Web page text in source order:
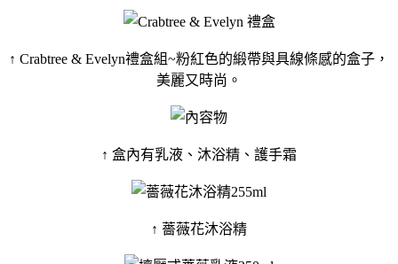
↑ Crabtree & Evelyn禮盒組~粉紅色的緞帶與具線條感的盒子，
美麗又時尚。
↑ 盒內有乳液、沐浴精、護手霜
↑ 薔薇花沐浴精